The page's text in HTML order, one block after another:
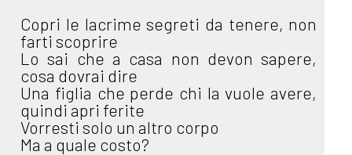
Copri le lacrime segreti da tenere, non
farti scoprire
Lo sai che a casa non devon sapere,
cosa dovrai dire
Una figlia che perde chi la vuole avere,
quindi apri ferite
Vorresti solo un altro corpo
Ma a quale costo?